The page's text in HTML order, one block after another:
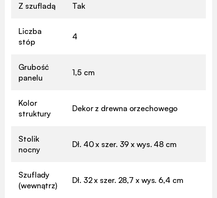
Z szufladą Tak
Liczba
stóp
4
Grubość
panelu
1,5 cm
Kolor
struktury
Dekor z drewna orzechowego
Stolik
nocny
Dł. 40 x szer. 39 x wys. 48 cm
Szuflady
(wewnątrz)
Dł. 32 x szer. 28,7 x wys. 6,4 cm